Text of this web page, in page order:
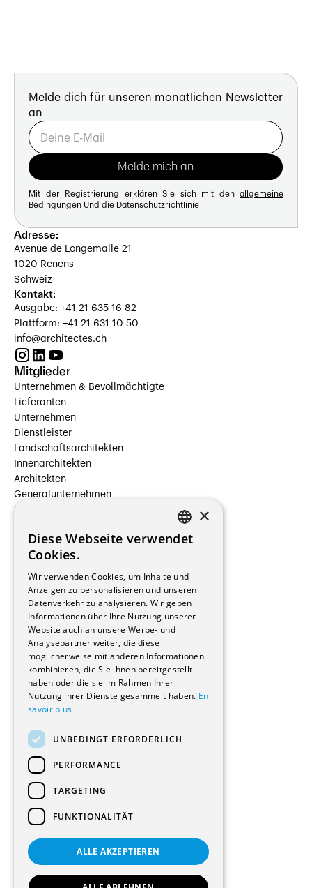
Melde dich für unseren monatlichen Newsletter
an
Mit der Registrierung erklären Sie sich mit den allgemeine
Bedingungen Und die Datenschutzrichtlinie
Adresse:
Avenue de Longemalle 21
1020 Renens
Schweiz
Kontakt:
Ausgabe: +41 21 635 16 82
Plattform: +41 21 631 10 50
info@architectes.ch
Mitglieder
Unternehmen & Bevollmächtigte
Lieferanten
Unternehmen
Dienstleister
Landschaftsarchitekten
Innenarchitekten
Architekten
Generalunternehmen
Beauftragte Unternehmen
Hersteller/Lieferanten
Bauherrschaften
Immobilienverwaltungsgesellschaften
Stockwerkeigentum
Reportagen
Wohnungen
Renovierungen
Innere Umbauten
Gastgewerbe und Tourismus
Verwaltungsgebäude und Geschäfte
Schuleinrichtungen
Medizinische Einrichtungen
Kultur - Sport - Freizeit
Industrie - Handwerk
Transport und Parkplätze
Diverse Bauten
Allgemeine Bedingungen
FRENCH
×
Diese Webseite verwendet
Cookies.
Wir verwenden Cookies, um Inhalte und
Anzeigen zu personalisieren und unseren
Datenverkehr zu analysieren. Wir geben
Informationen über Ihre Nutzung unserer
Website auch an unsere Werbe- und
Analysepartner weiter, die diese
möglicherweise mit anderen Informationen
kombinieren, die Sie ihnen bereitgestellt
haben oder die sie im Rahmen Ihrer
Nutzung ihrer Dienste gesammelt haben. En
savoir plus
UNBEDINGT ERFORDERLICH
PERFORMANCE
TARGETING
FUNKTIONALITÄT
ALLE AKZEPTIEREN